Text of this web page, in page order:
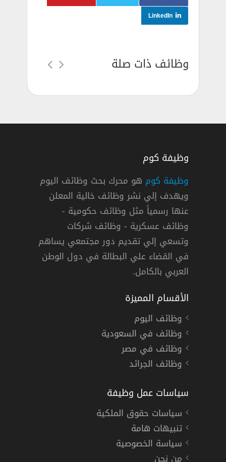
LinkedIn
وظائف ذات صلة
للهندسة والتطوير في سلطنة عمان
دوام كامل
وظيفة كوم
وظيفة كوم هو محرك بحث وظائف اليوم
ويهدف إلي نشر وظائف خالية المعلن
عنها رسمياً مثل وظائف حكومية -
وظائف عسكرية - وظائف شركات
وتسعي إلي تقديم دور مجتمعي يساهم
في القضاء علي البطالة في دول الوطن
العربي بالكامل.
الأقسام المميزة
وظائف اليوم
وظائف في السعودية
وظائف في مصر
وظائف الجرائد
سياسات عمل وظيفة
سياسات حقوق الملكية
تنبيهات هامة
سياسة الخصوصية
من نحن